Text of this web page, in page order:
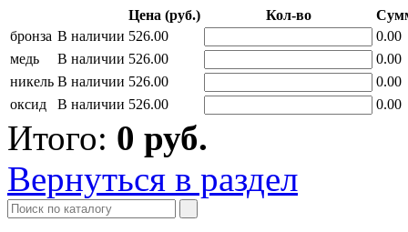
Цена (руб.) Кол-во
бронза В наличии 526.00
0.00
медь
В наличии 526.00
0.00
никель В наличии 526.00
0.00
оксид
В наличии 526.00 0.00
Итого: 0 руб.
Вернуться в раздел